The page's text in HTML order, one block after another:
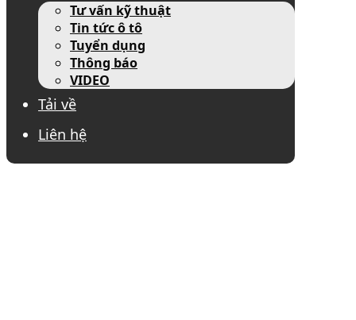
Tư vấn kỹ thuật
Tin tức ô tô
Tuyển dụng
Thông báo
VIDEO
Tải về
Liên hệ